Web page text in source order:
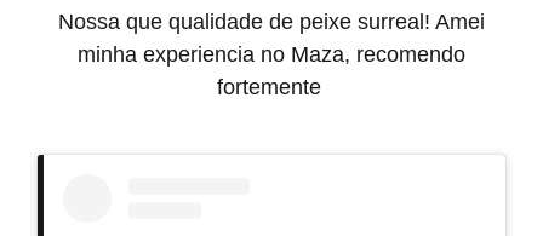
Nossa que qualidade de peixe surreal! Amei
minha experiencia no Maza, recomendo
fortemente